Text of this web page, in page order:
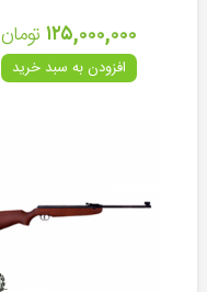
صدای
حیوانات
۱۲۵,۰۰۰,۰۰۰ تومان
افزودن به سبد خرید